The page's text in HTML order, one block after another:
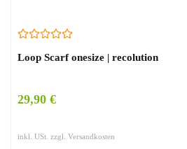
Loop Scarf onesize | recolution
29,90 €
inkl. USt. zzgl. Versandkosten